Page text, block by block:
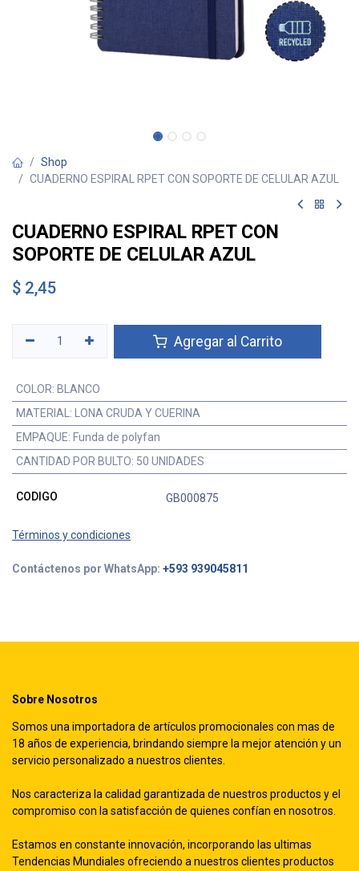
Shop
CUADERNO ESPIRAL RPET CON SOPORTE DE CELULAR AZUL
CUADERNO ESPIRAL RPET CON
SOPORTE DE CELULAR AZUL
$ 2,45
Agregar al Carrito
COLOR: BLANCO
MATERIAL :
LONA CRUDA Y CUERINA
EMPAQUE: Funda de polyfan
CANTIDAD POR BULTO: 50 UNIDADES
CODIGO GB000875
Términos y condiciones
Contáctenos por WhatsApp: +593 939045811
Sobre Nosotros
Somos una importadora de artículos promocionales con mas de
18 años de experiencia, brindando siempre la mejor atención y un
servicio personalizado a nuestros clientes.
Nos caracteriza la calidad garantizada de nuestros productos y el
compromiso con la satisfacción de quienes confían en nosotros.
Estamos en constante innovación, incorporando las ultimas
Tendencias Mundiales ofreciendo a nuestros clientes productos